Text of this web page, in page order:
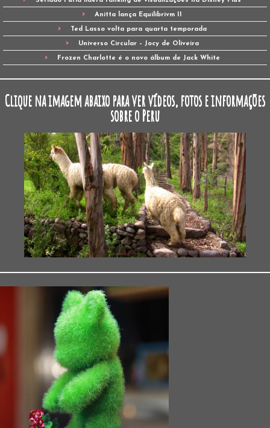
Anitta lança Equilibrivm II
Ted Lasso volta para quarta temporada
Universo Circular – Jocy de Oliveira
Frozen Charlotte é o novo álbum de Jack White
Clique na imagem abaixo para ver vídeos, fotos e informações
sobre o Peru